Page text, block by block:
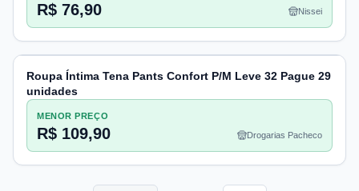
R$ 76,90 Nissei
Roupa Íntima Tena Pants Confort P/M Leve 32 Pague 29
unidades
MENOR PREÇO
R$ 109,90 Drogarias Pacheco